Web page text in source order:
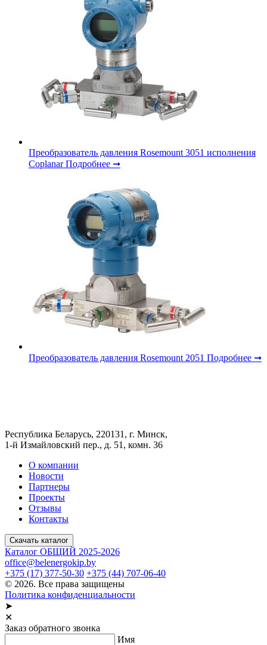
Преобразователь давления Rosemount 3051 исполнения
Coplanar Подробнее ➞
Преобразователь давления Rosemount 2051 Подробнее ➞
Республика Беларусь, 220131, г. Минск,
1-й Измайловский пер., д. 51, комн. 36
О компании
Новости
Партнеры
Проекты
Отзывы
Контакты
Скачать каталог
Каталог ОБЩИЙ 2025-2026
office@belenergokip.by
+375 (17) 377-50-30 +375 (44) 707-06-40
© 2026. Все права защищены
Политика конфиденциальности
➤
✕
Заказ обратного звонка
Имя